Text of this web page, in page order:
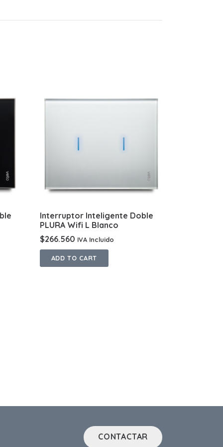
Interruptor Inteligente Doble
PLURA Wifi L Blanco
$266.560 IVA Incluido
ADD TO CART
CONTACTAR